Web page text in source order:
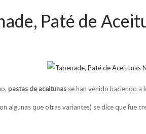
Paté de
pastas de aceitunas se han venido haciendo
algunas que otras variantes) se dice que fue